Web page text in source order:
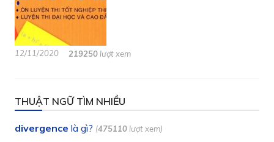
12/11/2020 219250 lượt xem
THUẬT NGỮ TÌM NHIỀU
divergence là gì? (475110 lượt xem)